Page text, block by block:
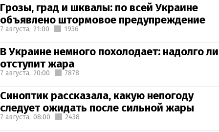
Грозы, град и шквалы: по всей Украине
объявлено штормовое предупреждение
7 августа, 21:00 1936
В Украине немного похолодает: надолго ли
отступит жара
7 августа, 20:00 7878
Синоптик рассказала, какую непогоду
следует ожидать после сильной жары
7 августа, 08:00 2438